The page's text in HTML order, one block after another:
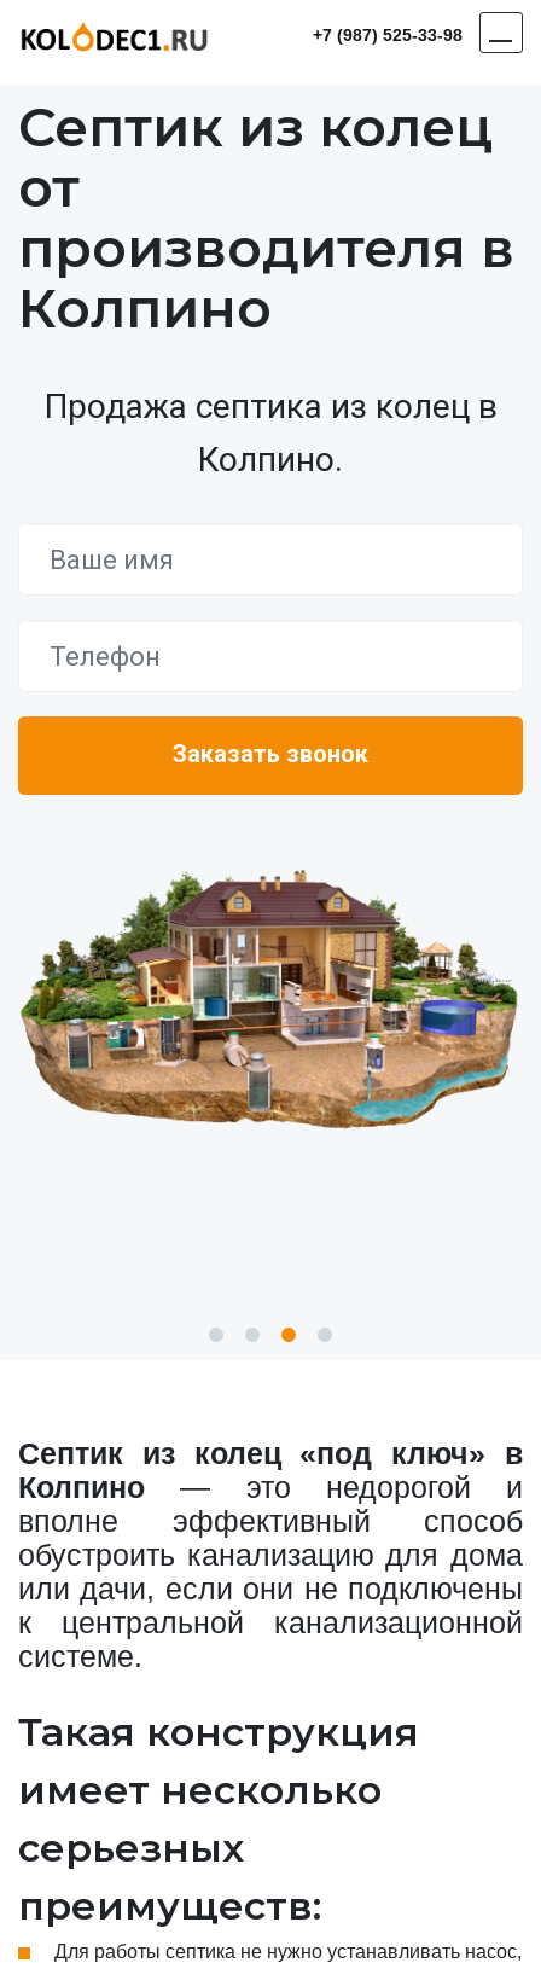
+7 (987) 525-33-98
Септик из колец
от
производителя в
Колпино
Продажа септика из колец в
Колпино.
Септик из колец «под ключ» в
Колпино — это недорогой и
вполне эффективный способ
обустроить канализацию для дома
или дачи, если они не подключены
к центральной канализационной
системе.
Такая конструкция
имеет несколько
серьезных
преимуществ:
Для работы септика не нужно устанавливать насос,